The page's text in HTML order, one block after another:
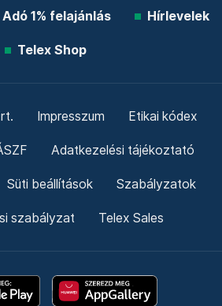
Adó 1% felajánlás Hírlevelek
Telex Shop
Impresszum Etikai kódex
Adatkezelési tájékoztató
Süti beállítások Szabályzatok
szabályzat Telex Sales